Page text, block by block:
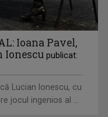
Ioana Pavel,
Ionescu publicat:
Lucian Ionescu, cu
jocul ingenios al ...